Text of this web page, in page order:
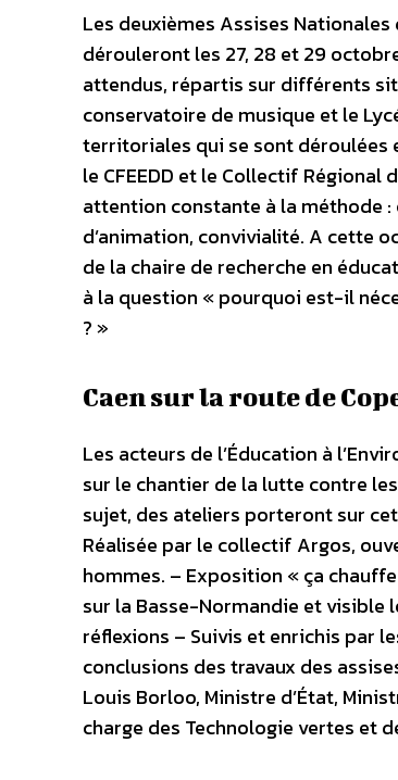
Les deuxièmes Assises Nationales
dérouleront les 27, 28 et 29
attendus, répartis sur différents
conservatoire de musique et le
territoriales qui se sont déroulées
le CFEEDD et le Collectif Régional
attention constante à la méthode
d’animation, convivialité. A cette
de la chaire de recherche en
à la question « pourquoi est-il
? »
Caen sur la route de
Les acteurs de l’Éducation à
sur le chantier de la lutte contre
sujet, des ateliers porteront sur
Réalisée par le collectif Argos,
hommes. – Exposition « ça
sur la Basse-Normandie et visible
réflexions – Suivis et enrichis par
conclusions des travaux des
Louis Borloo, Ministre d’État,
charge des Technologie vertes et